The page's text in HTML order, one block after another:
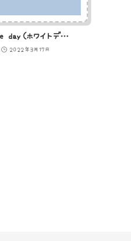
White day（ホワイトデー）のポメラニアン背景
2022年3月17日